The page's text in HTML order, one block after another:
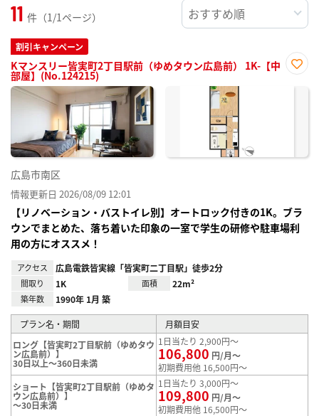
11 件（1/1ページ）
割引キャンペーン
Kマンスリー皆実町2丁目駅前（ゆめタウン広島前） 1K-【中
部屋】(No.124215)
に入
広島市南区
情報更新日 2026/08/09 12:01
【リノベーション・バストイレ別】オートロック付きの1K。ブラ
ウンでまとめた、落ち着いた印象の一室で学生の研修や駐車場利
用の方にオススメ！
アクセス 広島電鉄皆実線「皆実町二丁目駅」徒歩2分
間取り 1K 面積 22m²
築年数 1990年 1月 築
プラン名・期間
月額目安
ロング【皆実町2丁目駅前（ゆめタウ
ン広島前）】
30日以上～360日未満
1日当たり 2,900円～
106,800 円/月～
初期費用他 16,500円～
ショート【皆実町2丁目駅前（ゆめタ
ウン広島前）】
～30日未満
1日当たり 3,000円～
109,800 円/月～
初期費用他 16,500円～